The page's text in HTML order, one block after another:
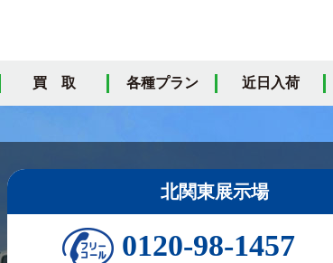
買 取 各種プラン 近日入荷
北関東展示場
0120-98-1457